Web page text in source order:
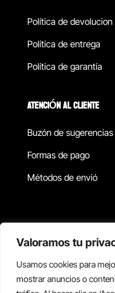
Valoramos tu
Usamos cookies para
mostrar anuncios o
Política de devolucion
Política de entrega
Política de garantía
ATENCIÓN AL CLIENTE
Buzón de sugerencias
Formas de pago
Métodos de envió
Copyright © 2026